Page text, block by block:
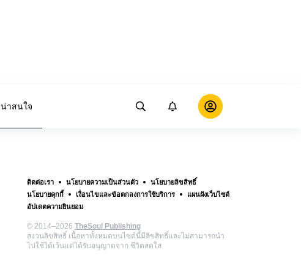
น่าสนใจ
ติดต่อเรา นโยบายความเป็นส่วนตัว
นโยบายลิขสิทธิ์
นโยบายคุกกี้
เงื่อนไขและข้อตกลงการใช้บริการ
แผนผังเว็บไซต์
อัปเดตความยินยอม
© 2014–2026 TheSoul Publishing
สงวนลิขสิทธิ์ เนื้อหาทั้งหมดบนไซต์นี้มีลิขสิทธิ์และไม่สามารถนำ
ไปใช้ได้เว้นแต่ได้รับอนุญาตจาก ชีวิตสดใส